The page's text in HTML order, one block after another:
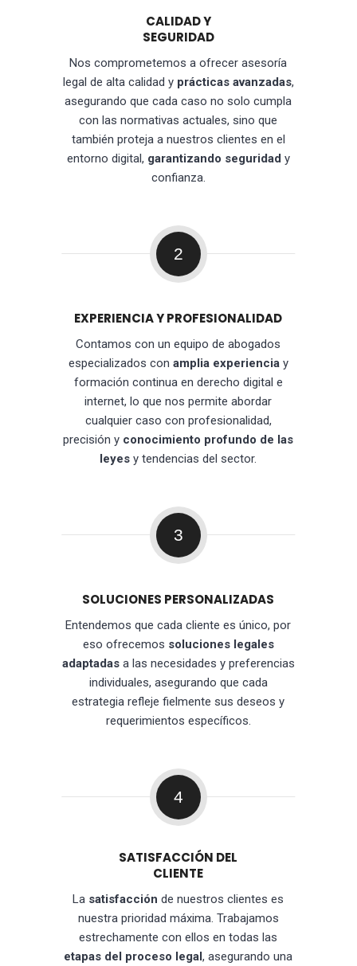
CALIDAD Y
SEGURIDAD
Nos comprometemos a ofrecer asesoría
legal de alta calidad y prácticas avanzadas,
asegurando que cada caso no solo cumpla
con las normativas actuales, sino que
también proteja a nuestros clientes en el
entorno digital, garantizando seguridad y
confianza.
2
EXPERIENCIA Y PROFESIONALIDAD
Contamos con un equipo de abogados
especializados con amplia experienciay
formación continua en derecho digital e
internet, lo que nos permite abordar
cualquier caso con profesionalidad,
precisión y conocimiento profundo de las
leyes y tendencias del sector.
3
SOLUCIONES PERSONALIZADAS
Entendemos que cada cliente es único, por
eso ofrecemos soluciones legales
adaptadasa las necesidades y preferencias
individuales, asegurando que cada
estrategia refleje fielmente sus deseos y
requerimientos específicos.
4
SATISFACCIÓN DEL
CLIENTE
La satisfacción de nuestros clientes es
nuestra prioridad máxima. Trabajamos
estrechamente con ellos en todas las
etapas del proceso legal, asegurando una